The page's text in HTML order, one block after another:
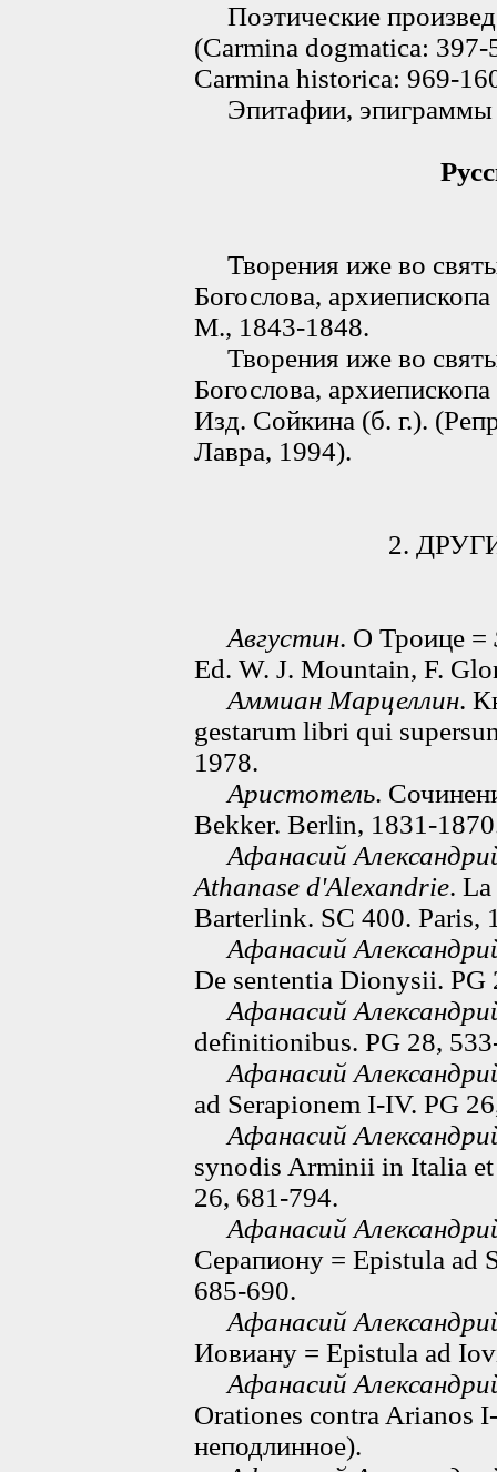
Поэтические
(Carmina dogmatica:
Carmina historica: 969-
Эпитафии, эпиграммы
Творения иже во
Богослова,
М., 1843-1848.
Творения иже во
Богослова,
Изд. Сойкина (б. г.).
Лавра, 1994).
2.
Августин. О Троице =
Ed. W. J. Mountain, F.
Аммиан Марцеллин.
gestarum libri qui
1978.
Аристотель.
Bekker. Berlin, 1831-
Афанасий
Athanase d'Alexandrie.
Barterlink. SC 400. Paris,
Афанасий
De sententia Dionysii. PG
Афанасий
definitionibus. PG 28,
Афанасий
ad Serapionem I-IV. PG
Афанасий
synodis Arminii in Italia et
26, 681-794.
Афанасий
Серапиону = Epistula ad
685-690.
Афанасий
Иовиану = Epistula ad
Афанасий
Orationes contra Arianos
неподлинное).